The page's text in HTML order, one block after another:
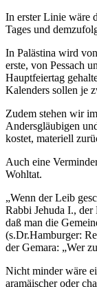
In erster Linie wäre
Tages und
In Palästina wird
erste, von Pessach
Hauptfeiertag
Kalenders sollen je
Zudem stehen wir
Andersgläubigen
kostet, materiell
Auch eine
Wohltat.
„Wenn der Leib
Rabbi Jehuda I., der
daß man die
(s.Dr.Hamburger:
der Gemara: „Wer
Nicht minder wäre
aramäischer oder